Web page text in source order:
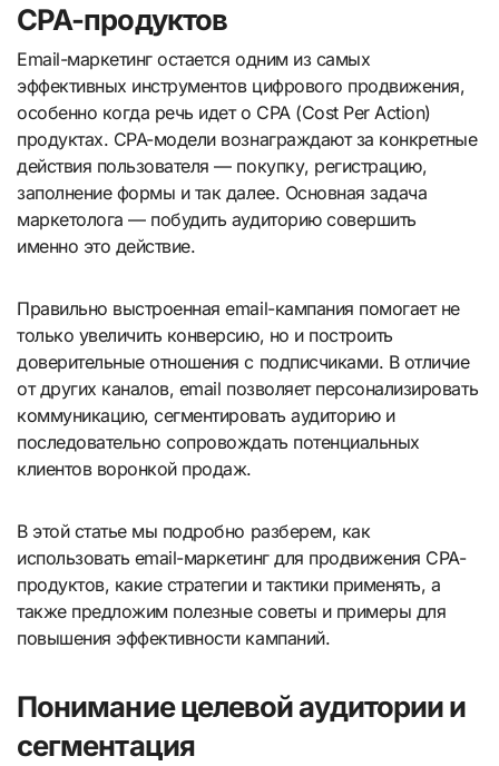
CPA-продуктов
Email-маркетинг остается одним из самых
эффективных инструментов цифрового продвижения,
особенно когда речь идет о CPA (Cost Per Action)
продуктах. CPA-модели вознаграждают за конкретные
действия пользователя — покупку, регистрацию,
заполнение формы и так далее. Основная задача
маркетолога — побудить аудиторию совершить
именно это действие.
Правильно выстроенная email-кампания помогает не
только увеличить конверсию, но и построить
доверительные отношения с подписчиками. В отличие
от других каналов, email позволяет персонализировать
коммуникацию, сегментировать аудиторию и
последовательно сопровождать потенциальных
клиентов воронкой продаж.
В этой статье мы подробно разберем, как
использовать email-маркетинг для продвижения CPA-
продуктов, какие стратегии и тактики применять, а
также предложим полезные советы и примеры для
повышения эффективности кампаний.
Понимание целевой аудитории и
сегментация